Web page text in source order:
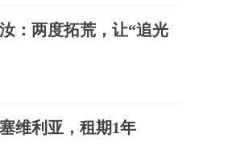
：两度拓荒，让“追光
维利亚，租期1年